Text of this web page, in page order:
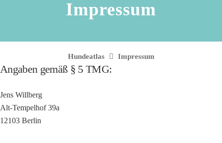
Impressum
Hundeatlas Impressum
Angaben gemäß § 5 TMG:
Jens Willberg
Alt-Tempelhof 39a
12103 Berlin